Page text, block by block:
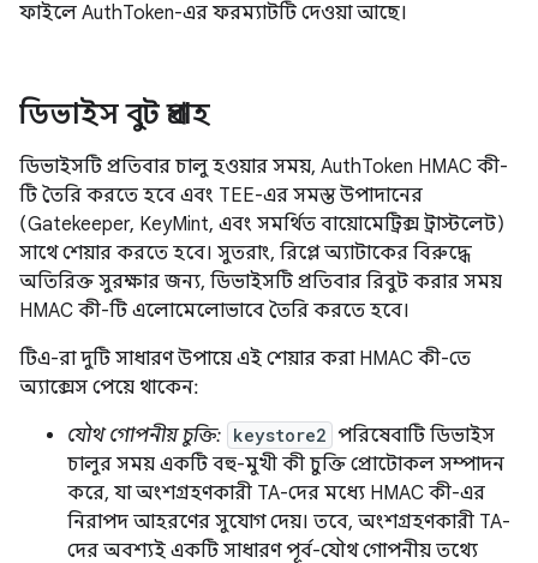
ফাইলে AuthToken-এর ফরম্যাটটি দেওয়া আছে।
ডিভাইস বুট প্রবাহ
ডিভাইসটি প্রতিবার চালু হওয়ার সময়, AuthToken HMAC কী-
টি তৈরি করতে হবে এবং TEE-এর সমস্ত উপাদানের
(Gatekeeper, KeyMint, এবং সমর্থিত বায়োমেট্রিক্স ট্রাস্টলেট)
সাথে শেয়ার করতে হবে। সুতরাং, রিপ্লে অ্যাটাকের বিরুদ্ধে
অতিরিক্ত সুরক্ষার জন্য, ডিভাইসটি প্রতিবার রিবুট করার সময়
HMAC কী-টি এলোমেলোভাবে তৈরি করতে হবে।
টিএ-রা দুটি সাধারণ উপায়ে এই শেয়ার করা HMAC কী-তে
অ্যাক্সেস পেয়ে থাকেন:
যৌথ গোপনীয় চুক্তি: keystore2 পরিষেবাটি ডিভাইস
চালুর সময় একটি বহু-মুখী কী চুক্তি প্রোটোকল সম্পাদন
করে, যা অংশগ্রহণকারী TA-দের মধ্যে HMAC কী-এর
নিরাপদ আহরণের সুযোগ দেয়। তবে, অংশগ্রহণকারী TA-
দের অবশ্যই একটি সাধারণ পূর্ব-যৌথ গোপনীয় তথ্যে